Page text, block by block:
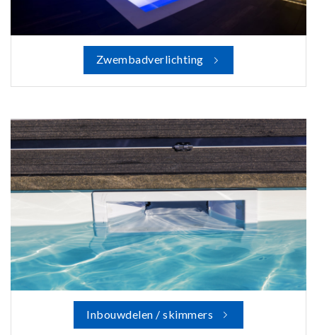
Zwembadverlichting
Inbouwdelen / skimmers